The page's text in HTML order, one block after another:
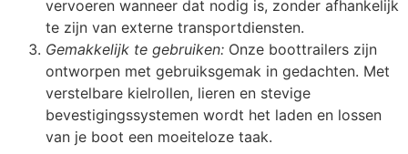
vervoeren wanneer dat nodig is, zonder afhankelijk
te zijn van externe transportdiensten.
Gemakkelijk te gebruiken: Onze boottrailers zijn
ontworpen met gebruiksgemak in gedachten. Met
verstelbare kielrollen, lieren en stevige
bevestigingssystemen wordt het laden en lossen
van je boot een moeiteloze taak.